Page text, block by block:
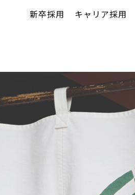
新卒採用 キャリア採用